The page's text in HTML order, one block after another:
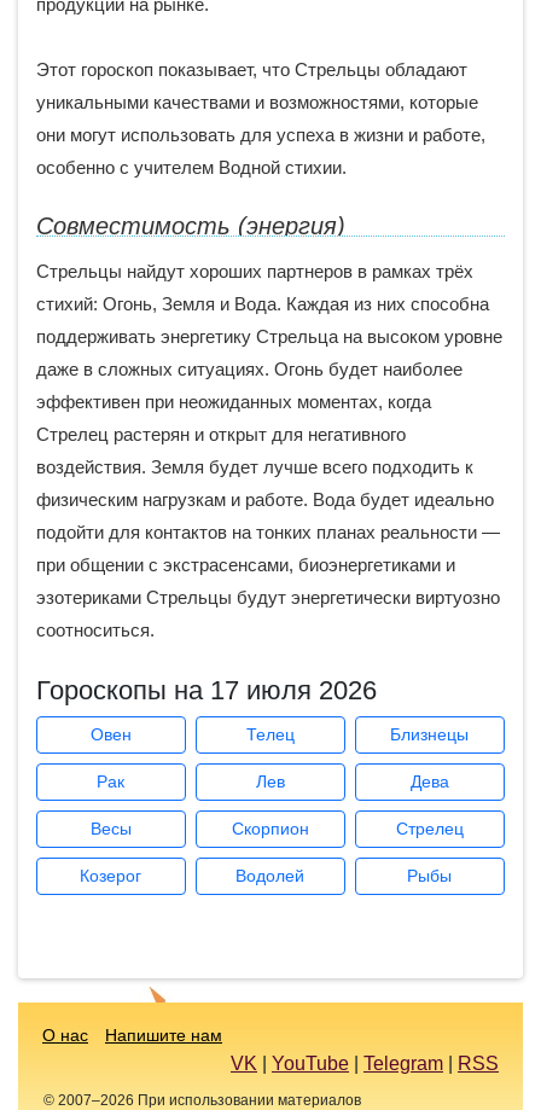
продукции на рынке.
Этот гороскоп показывает, что Стрельцы обладают
уникальными качествами и возможностями, которые
они могут использовать для успеха в жизни и работе,
особенно с учителем Водной стихии.
Совместимость (энергия)
Стрельцы найдут хороших партнеров в рамках трёх
стихий: Огонь, Земля и Вода. Каждая из них способна
поддерживать энергетику Стрельца на высоком уровне
даже в сложных ситуациях. Огонь будет наиболее
эффективен при неожиданных моментах, когда
Стрелец растерян и открыт для негативного
воздействия. Земля будет лучше всего подходить к
физическим нагрузкам и работе. Вода будет идеально
подойти для контактов на тонких планах реальности —
при общении с экстрасенсами, биоэнергетиками и
эзотериками Стрельцы будут энергетически виртуозно
соотноситься.
Гороскопы на 17 июля 2026
Овен Телец Близнецы
Рак Лев Дева
Весы Скорпион Стрелец
Козерог Водолей Рыбы
О нас Напишите нам
VK YouTube Telegram RSS
© 2007–2026 При использовании материалов